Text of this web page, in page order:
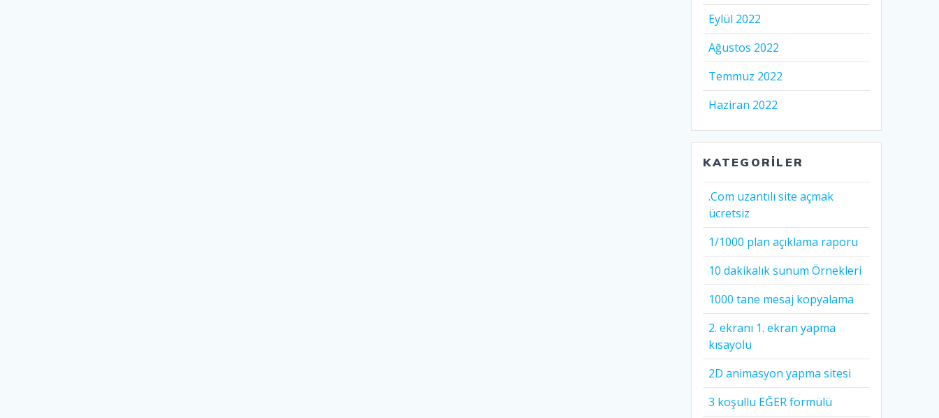
Eylül 2022
Ağustos 2022
Temmuz 2022
Haziran 2022
KATEGORILER
.Com uzantılı site açmak
ücretsiz
1/1000 plan açıklama raporu
10 dakikalık sunum Örnekleri
1000 tane mesaj kopyalama
2. ekranı 1. ekran yapma
kısayolu
2D animasyon yapma sitesi
3 koşullu EĞER formülü